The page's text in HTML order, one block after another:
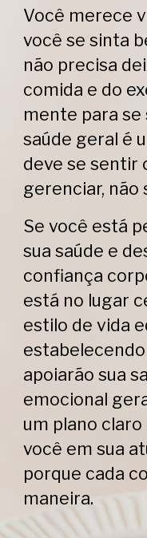
Você merece
você se sinta
não precisa
comida e do
mente para se
saúde geral é
deve se sentir
gerenciar,
Se você está
sua saúde e
confiança
está no lugar
estilo de vida
apoiarão sua
emocional
um plano
você em sua
porque cada
maneira.